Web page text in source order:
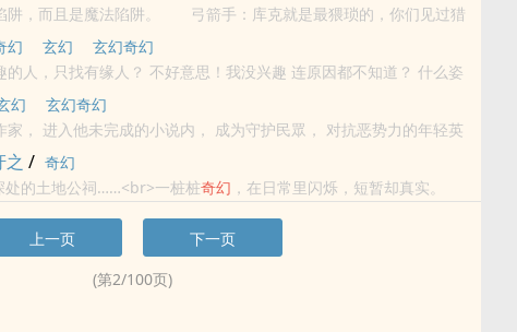
阱，而且是魔法陷阱。 弓箭手：库克就是最猥琐的，你们见过猎
么？ 盗贼：天啦，你是说库克那个混蛋...
幻 玄幻
玄幻奇幻
！我没兴趣 连原因都不知道？ 什么姿
幻
玄幻奇幻
力的年轻英
之 / 奇幻
处的土地公祠……<br>一桩桩奇幻 ，在日常里闪烁，短暂却真实。
翻开它，就像翻开生活的另一面。<br>也许，你也曾在平凡的一
上一页
下一页
(第2/100页)